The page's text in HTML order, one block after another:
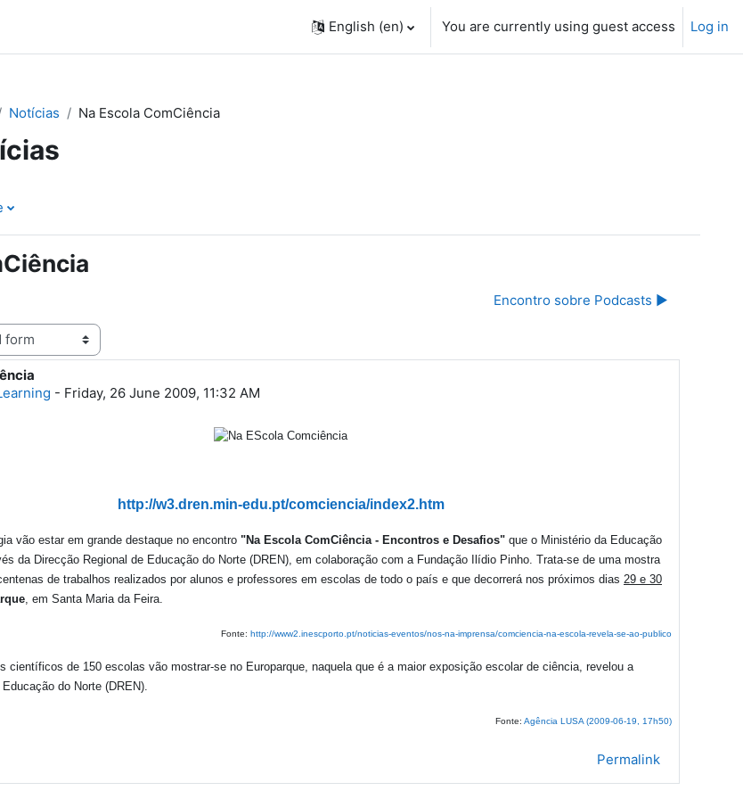
English ‎(en)‎ You are currently using guest access Log in
Notícias Na Escola ComCiência
Encontro sobre Podcasts ▶︎
- Friday, 26 June 2009, 11:32 AM
0
http://w3.dren.min-edu.pt/comciencia/index2.htm
vão estar em grande destaque no encontro "Na Escola ComCiência - Encontros e Desafios" que o Ministério da Educação
da Direcção Regional de Educação do Norte (DREN), em colaboração com a Fundação Ilídio Pinho. Trata-se de uma mostra
de trabalhos realizados por alunos e professores em escolas de todo o país e que decorrerá nos próximos dias 29 e 30
, em Santa Maria da Feira.
Fonte: http://www2.inescporto.pt/noticias-eventos/nos-na-imprensa/comciencia-na-escola-revela-se-ao-publico
científicos de 150 escolas vão mostrar-se no Europarque, naquela que é a maior exposição escolar de ciência, revelou a
do Norte (DREN).
Fonte: Agência LUSA (2009-06-19, 17h50)
Permalink